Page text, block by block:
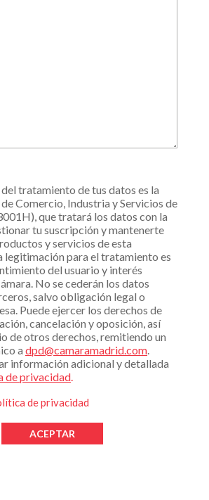
tratamiento de tus datos es la
Comercio, Industria y Servicios de
que tratará los datos con la
tu suscripción y mantenerte
y servicios de esta
legitimación para el tratamiento es
del usuario y interés
No se cederán los datos
salvo obligación legal o
Puede ejercer los derechos de
cancelación y oposición, así
de otros derechos, remitiendo un
a dpd@camaramadrid.com.
información adicional y detallada
de privacidad.
de privacidad